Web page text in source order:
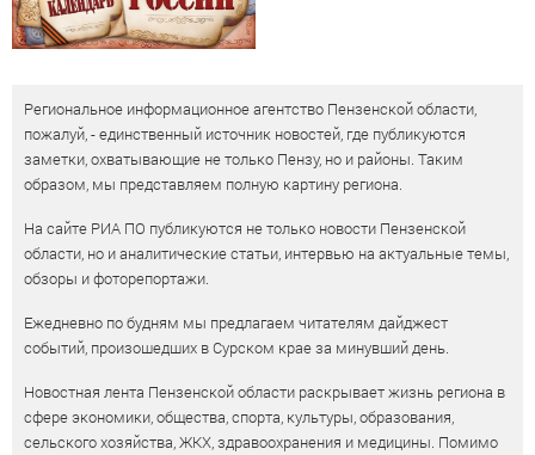
Региональное информационное агентство Пензенской области,
пожалуй, - единственный источник новостей, где публикуются
заметки, охватывающие не только Пензу, но и районы. Таким
образом, мы представляем полную картину региона.
На сайте РИА ПО публикуются не только новости Пензенской
области, но и аналитические статьи, интервью на актуальные темы,
обзоры и фоторепортажи.
Ежедневно по будням мы предлагаем читателям дайджест
событий, произошедших в Сурском крае за минувший день.
Новостная лента Пензенской области раскрывает жизнь региона в
сфере экономики, общества, спорта, культуры, образования,
сельского хозяйства, ЖКХ, здравоохранения и медицины. Помимо